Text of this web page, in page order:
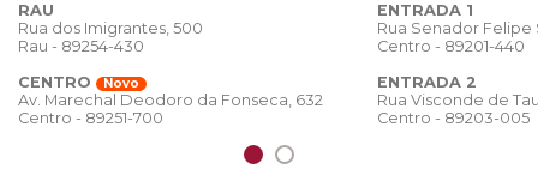
RAU
Rua dos Imigrantes, 500
Rau - 89254-430
CENTRO
Novo
Av. Marechal Deodoro da Fonseca, 632
Centro - 89251-700
ENTRADA 1
Rua Senador
Centro - 89201-440
ENTRADA 2
Rua Visconde de
Centro - 89203-005